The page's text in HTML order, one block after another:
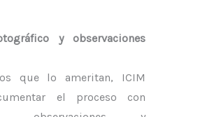
y observaciones
que lo ameritan, ICIM
el proceso con